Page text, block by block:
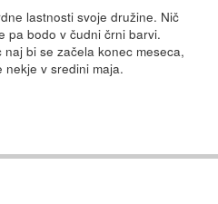
lastnosti svoje družine. Nič
pa bodo v čudni črni barvi.
bi se začela konec meseca,
v sredini maja.